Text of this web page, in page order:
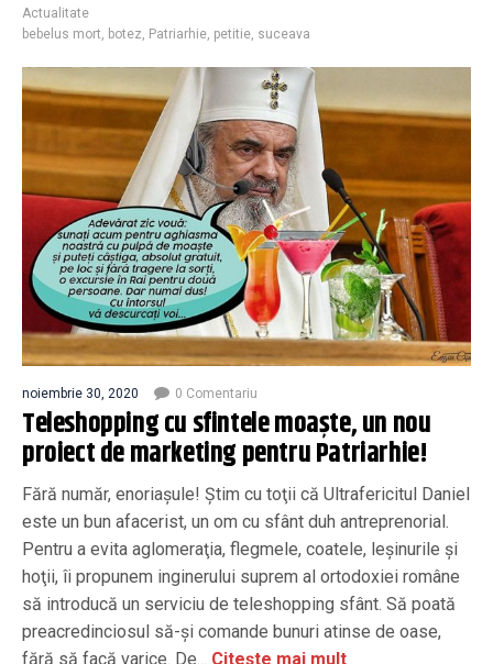
Actualitate
bebelus mort, botez, Patriarhie, petitie, suceava
noiembrie 30, 2020 0 Comentariu
Teleshopping cu sfintele moaşte, un nou
proiect de marketing pentru Patriarhie!
Fără număr, enoriaşule! Ştim cu toţii că Ultrafericitul Daniel
este un bun afacerist, un om cu sfânt duh antreprenorial.
Pentru a evita aglomeraţia, flegmele, coatele, leşinurile şi
hoţii, îi propunem inginerului suprem al ortodoxiei române
să introducă un serviciu de teleshopping sfânt. Să poată
preacredinciosul să-şi comande bunuri atinse de oase,
fără să facă varice. De... Citește mai mult